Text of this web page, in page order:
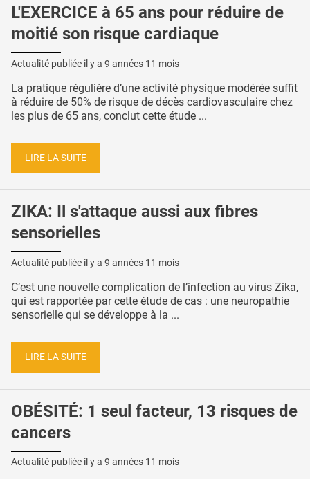
L'EXERCICE à 65 ans pour réduire de
moitié son risque cardiaque
Actualité publiée il y a 9 années 11 mois
La pratique régulière d’une activité physique modérée suffit
à réduire de 50% de risque de décès cardiovasculaire chez
les plus de 65 ans, conclut cette étude ...
LIRE LA SUITE
ZIKA: Il s'attaque aussi aux fibres
sensorielles
Actualité publiée il y a 9 années 11 mois
C’est une nouvelle complication de l’infection au virus Zika,
qui est rapportée par cette étude de cas : une neuropathie
sensorielle qui se développe à la ...
LIRE LA SUITE
OBÉSITÉ: 1 seul facteur, 13 risques de
cancers
Actualité publiée il y a 9 années 11 mois